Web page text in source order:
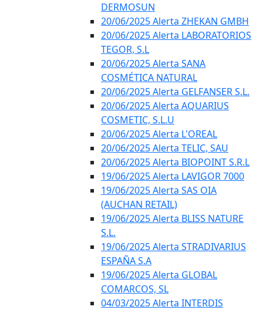
DERMOSUN
20/06/2025 Alerta ZHEKAN GMBH
20/06/2025 Alerta LABORATORIOS
TEGOR, S.L
20/06/2025 Alerta SANA
COSMÉTICA NATURAL
20/06/2025 Alerta GELFANSER S.L.
20/06/2025 Alerta AQUARIUS
COSMETIC, S.L.U
20/06/2025 Alerta L'OREAL
20/06/2025 Alerta TELIC, SAU
20/06/2025 Alerta BIOPOINT S.R.L
19/06/2025 Alerta LAVIGOR 7000
19/06/2025 Alerta SAS OIA
(AUCHAN RETAIL)
19/06/2025 Alerta BLISS NATURE
S.L.
19/06/2025 Alerta STRADIVARIUS
ESPAÑA S.A
19/06/2025 Alerta GLOBAL
COMARCOS, SL
04/03/2025 Alerta INTERDIS